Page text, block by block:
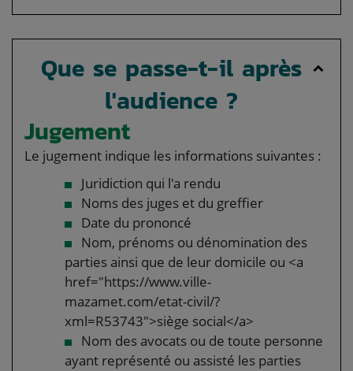
Que se passe-t-il après
l'audience ?
Jugement
Le jugement indique les informations suivantes :
Juridiction qui l'a rendu
Noms des juges et du greffier
Date du prononcé
Nom, prénoms ou dénomination des
parties ainsi que de leur domicile ou <a
href="https://www.ville-
mazamet.com/etat-civil/?
xml=R53743">siège social</a>
Nom des avocats ou de toute personne
ayant représenté ou assisté les parties